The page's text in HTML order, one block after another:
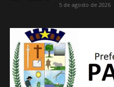
5 de agosto de 2026